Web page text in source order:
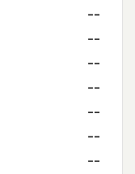
--
--
--
--
--
--
--